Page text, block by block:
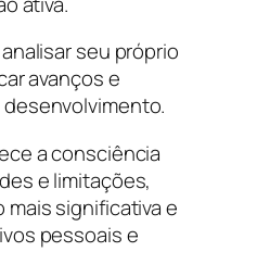
seu próprio
avanços e
a consciência
e limitações,
significativa e
pessoais e